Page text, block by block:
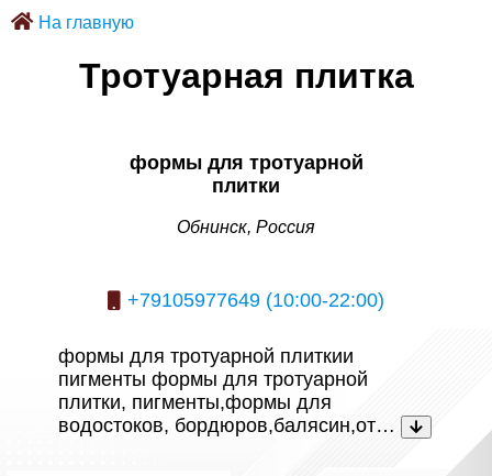
На главную
Тротуарная плитка
формы для тротуарной
плитки
Обнинск, Россия
+79105977649 (10:00-22:00)
формы для тротуарной плиткии
пигменты формы для тротуарной
плитки, пигменты,формы для
водостоков, бордюров,балясин,от…